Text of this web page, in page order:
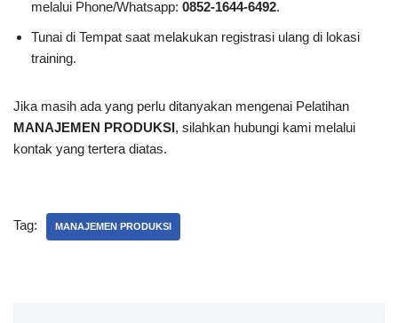
melalui Phone/Whatsapp: 0852-1644-6492.
Tunai di Tempat saat melakukan registrasi ulang di lokasi
training.
Jika masih ada yang perlu ditanyakan mengenai Pelatihan
MANAJEMEN PRODUKSI, silahkan hubungi kami melalui
kontak yang tertera diatas.
Tag: MANAJEMEN PRODUKSI